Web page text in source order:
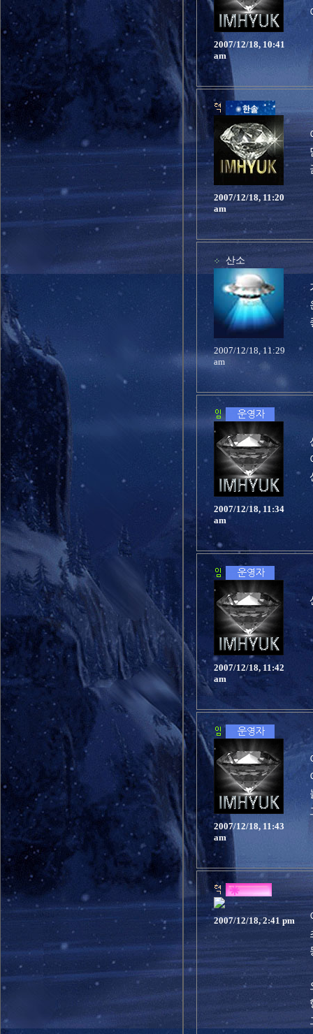
2007/12/18, 10:41
am
2007/12/18, 11:20
am
산소
2007/12/18, 11:29
am
2007/12/18, 11:34
am
2007/12/18, 11:42
am
2007/12/18, 11:43
am
2007/12/18, 2:41 pm